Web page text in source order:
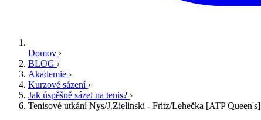
Domov ›
BLOG ›
Akademie ›
Kurzové sázení ›
Jak úspěšně sázet na tenis? ›
Tenisové utkání Nys/J.Zielinski - Fritz/Lehečka [ATP Queen's]